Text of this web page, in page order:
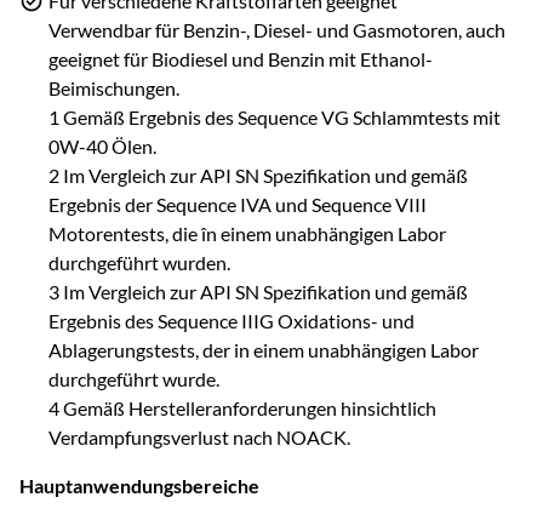
Verwendbar für Benzin-, Diesel- und Gasmotoren, auch
geeignet für Biodiesel und Benzin mit Ethanol-
Beimischungen.
1 Gemäß Ergebnis des Sequence VG Schlammtests mit
0W-40 Ölen.
2 Im Vergleich zur API SN Spezifikation und gemäß
Ergebnis der Sequence IVA und Sequence VIII
Motorentests, die în einem unabhängigen Labor
durchgeführt wurden.
3 Im Vergleich zur API SN Spezifikation und gemäß
Ergebnis des Sequence IIIG Oxidations- und
Ablagerungstests, der in einem unabhängigen Labor
durchgeführt wurde.
4 Gemäß Herstelleranforderungen hinsichtlich
Verdampfungsverlust nach NOACK.
Hauptanwendungsbereiche